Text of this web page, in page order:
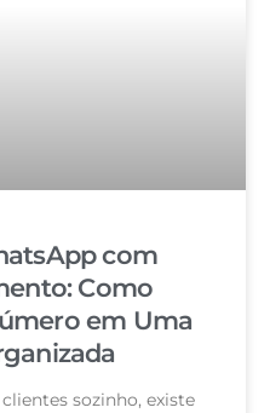
com
Como
em Uma
sozinho, existe